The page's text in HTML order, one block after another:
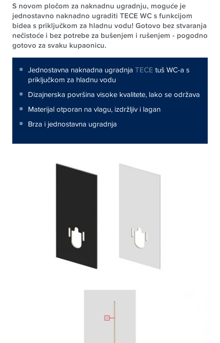
S novom pločom za naknadnu ugradnju, moguće je
jednostavno naknadno ugraditi TECE WC s funkcijom
bidea s priključkom za hladnu vodu! Gotovo bez stvaranja
nečistoće i bez potrebe za bušenjem i rušenjem - pogodno
gotovo za svaku kupaonicu.
Jednostavna naknadna ugradnja TECE tuš WC-a s
priključkom za hladnu vodu
Dizajnerska površina visoke kvalitete, lako se održava
Materijal otporan na vlagu, izdržljiv i lagan
Brza i jednostavna ugradnja